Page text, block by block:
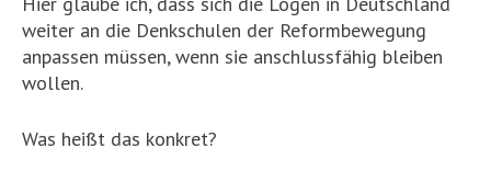
weiter an die Denkschulen der Reformbewegung
anpassen müssen, wenn sie anschlussfähig bleiben
wollen.
Was heißt das konkret?